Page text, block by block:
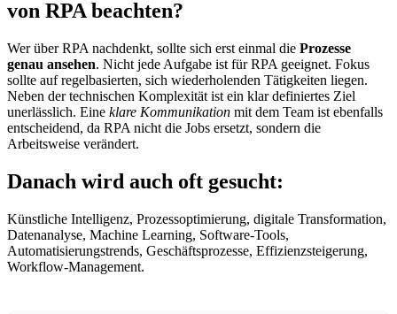
von RPA beachten?
Wer über RPA nachdenkt, sollte sich erst einmal die Prozesse
genau ansehen. Nicht jede Aufgabe ist für RPA geeignet. Fokus
sollte auf regelbasierten, sich wiederholenden Tätigkeiten liegen.
Neben der technischen Komplexität ist ein klar definiertes Ziel
unerlässlich. Eine klare Kommunikation mit dem Team ist ebenfalls
entscheidend, da RPA nicht die Jobs ersetzt, sondern die
Arbeitsweise verändert.
Danach wird auch oft gesucht:
Künstliche Intelligenz, Prozessoptimierung, digitale Transformation,
Datenanalyse, Machine Learning, Software-Tools,
Automatisierungstrends, Geschäftsprozesse, Effizienzsteigerung,
Workflow-Management.